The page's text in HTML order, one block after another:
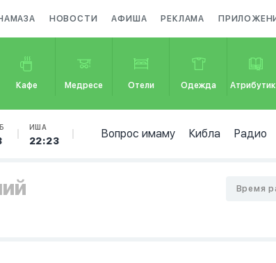
НОВОСТИ АФИША РЕКЛАМА
Кафе Медресе Отели Одежда
ИША
22:23
Вопрос имаму Кибла Радио
Время